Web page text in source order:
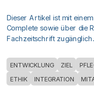
Dieser Artikel ist mit
Complete sowie über die
Fachzeitschrift zugänglich.
ENTWICKLUNG ZIEL
ETHIK
INTEGRATION